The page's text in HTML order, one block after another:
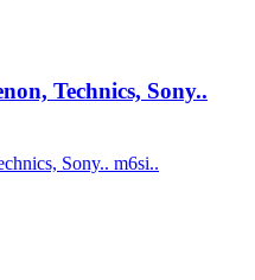
Technics, Sony..
Sony.. m6si..